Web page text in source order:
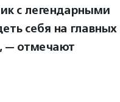
с легендарными
себя на главных
— отмечают